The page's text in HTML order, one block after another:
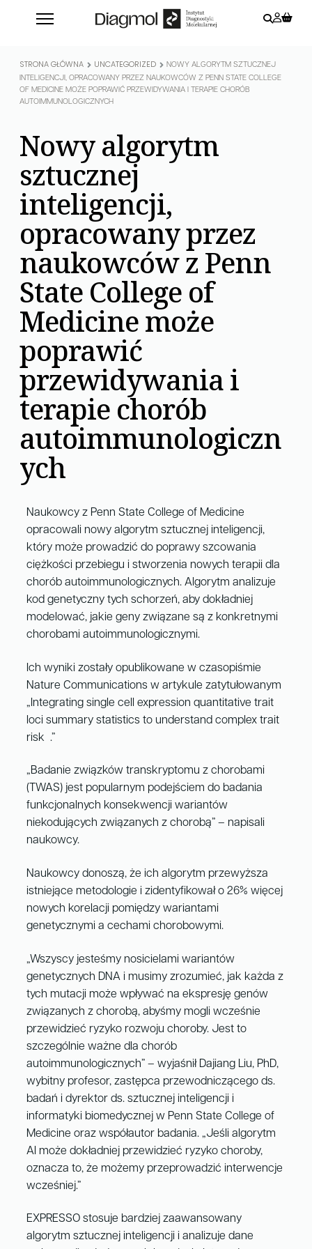
STRONA GŁÓWNA UNCATEGORIZED
NOWY ALGORYTM SZTUCZNEJ
INTELIGENCJI, OPRACOWANY PRZEZ NAUKOWCÓW Z PENN STATE COLLEGE
OF MEDICINE MOŻE POPRAWIĆ PRZEWIDYWANIA I TERAPIE CHORÓB
AUTOIMMUNOLOGICZNYCH
Nowy algorytm
sztucznej
inteligencji,
opracowany przez
naukowców z Penn
State College of
Medicine może
poprawić
przewidywania i
terapie chorób
autoimmunologiczn
ych
Naukowcy z Penn State College of Medicine
opracowali nowy algorytm sztucznej inteligencji,
który może prowadzić do poprawy szcowania
ciężkości przebiegu i stworzenia nowych terapii dla
chorób autoimmunologicznych. Algorytm analizuje
kod genetyczny tych schorzeń, aby dokładniej
modelować, jakie geny związane są z konkretnymi
chorobami autoimmunologicznymi.
Ich wyniki zostały opublikowane w czasopiśmie
Nature Communications w artykule zatytułowanym
„Integrating single cell expression quantitative trait
loci summary statistics to understand complex trait
risk .”
„Badanie związków transkryptomu z chorobami
(TWAS) jest popularnym podejściem do badania
funkcjonalnych konsekwencji wariantów
niekodujących związanych z chorobą” – napisali
naukowcy.
Naukowcy donoszą, że ich algorytm przewyższa
istniejące metodologie i zidentyfikował o 26% więcej
nowych korelacji pomiędzy wariantami
genetycznymi a cechami chorobowymi.
„Wszyscy jesteśmy nosicielami wariantów
genetycznych DNA i musimy zrozumieć, jak każda z
tych mutacji może wpływać na ekspresję genów
związanych z chorobą, abyśmy mogli wcześnie
przewidzieć ryzyko rozwoju choroby. Jest to
szczególnie ważne dla chorób
autoimmunologicznych” – wyjaśnił Dajiang Liu, PhD,
wybitny profesor, zastępca przewodniczącego ds.
badań i dyrektor ds. sztucznej inteligencji i
informatyki biomedycznej w Penn State College of
Medicine oraz współautor badania. „Jeśli algorytm
AI może dokładniej przewidzieć ryzyko choroby,
oznacza to, że możemy przeprowadzić interwencje
wcześniej.”
EXPRESSO stosuje bardziej zaawansowany
algorytm sztucznej inteligencji i analizuje dane